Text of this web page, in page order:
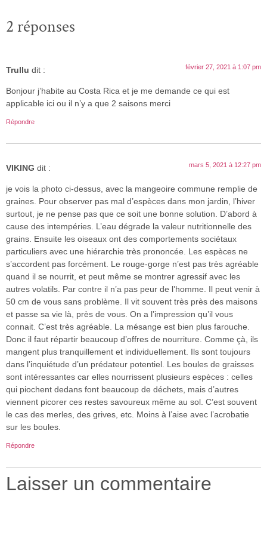
2 réponses
Trullu dit : février 27, 2021 à 1:07 pm
Bonjour j’habite au Costa Rica et je me demande ce qui est
applicable ici ou il n’y a que 2 saisons merci
Répondre
VIKING dit : mars 5, 2021 à 12:27 pm
je vois la photo ci-dessus, avec la mangeoire commune remplie de
graines. Pour observer pas mal d’espèces dans mon jardin, l’hiver
surtout, je ne pense pas que ce soit une bonne solution. D’abord à
cause des intempéries. L’eau dégrade la valeur nutritionnelle des
grains. Ensuite les oiseaux ont des comportements sociétaux
particuliers avec une hiérarchie très prononcée. Les espèces ne
s’accordent pas forcément. Le rouge-gorge n’est pas très agréable
quand il se nourrit, et peut même se montrer agressif avec les
autres volatils. Par contre il n’a pas peur de l’homme. Il peut venir à
50 cm de vous sans problème. Il vit souvent très près des maisons
et passe sa vie là, près de vous. On a l’impression qu’il vous
connait. C’est très agréable. La mésange est bien plus farouche.
Donc il faut répartir beaucoup d’offres de nourriture. Comme çà, ils
mangent plus tranquillement et individuellement. Ils sont toujours
dans l’inquiétude d’un prédateur potentiel. Les boules de graisses
sont intéressantes car elles nourrissent plusieurs espèces : celles
qui piochent dedans font beaucoup de déchets, mais d’autres
viennent picorer ces restes savoureux même au sol. C’est souvent
le cas des merles, des grives, etc. Moins à l’aise avec l’acrobatie
sur les boules.
Répondre
Laisser un commentaire